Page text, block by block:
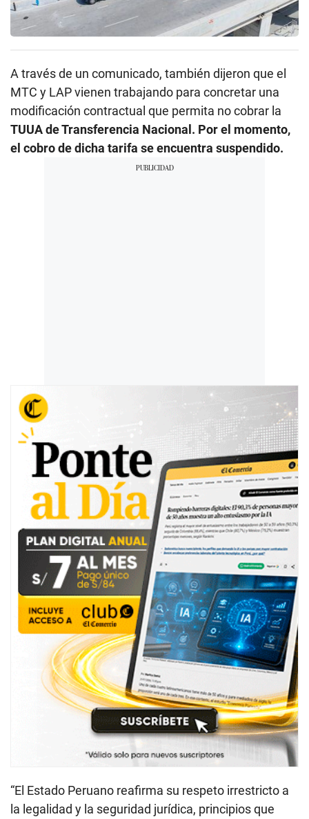
A través de un comunicado, también dijeron que el
MTC y LAP vienen trabajando para concretar una
modificación contractual que permita no cobrar la
TUUA de Transferencia Nacional. Por el momento,
el cobro de dicha tarifa se encuentra suspendido.
“El Estado Peruano reafirma su respeto irrestricto a
la legalidad y la seguridad jurídica, principios que